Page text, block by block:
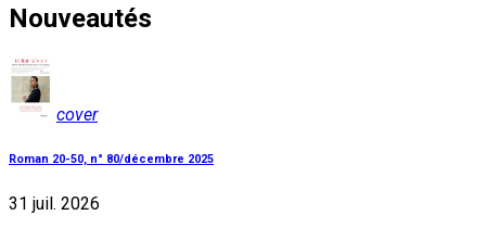
Nouveautés
cover
Roman 20-50, n° 80/décembre 2025
31 juil. 2026